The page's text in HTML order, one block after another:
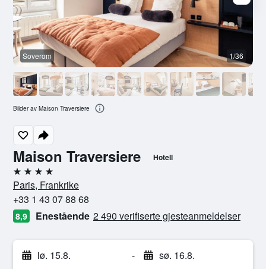
Maison Traversiere Hotell
4 stjerner
Paris, Frankrike
+33 1 43 07 88 68
8,9 Enestående 2 490 verifiserte gjesteanmeldelser
lø. 15.8. - sø. 16.8.
Soverom 1/36
Bilder av Maison Traversiere